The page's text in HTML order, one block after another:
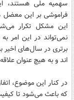
سهمیه ملی‌ هستند،
فراموشی بر این معضل
این مشکل تکرار
نمی‌تواند در این امر
برتری در سال‌های اخیر
اند و به هیچ عنوان
در کنار این موضوع،
که باعث می‌شود تا